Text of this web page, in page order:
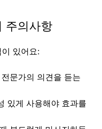
주의사항
있어요:
문가의 의견을 듣는
있게 사용해야 효과를